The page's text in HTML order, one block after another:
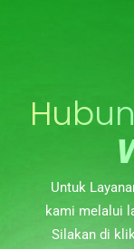
Untuk
kami melalui
Silakan di